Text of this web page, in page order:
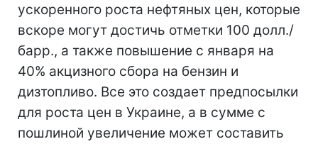
ускоренного роста нефтяных цен, которые
вскоре могут достичь отметки 100 долл./
барр., а также повышение с января на
40% акцизного сбора на бензин и
дизтопливо. Все это создает предпосылки
для роста цен в Украине, а в сумме с
пошлиной увеличение может составить